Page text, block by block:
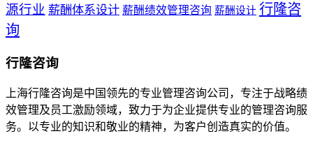
源行业 薪酬体系设计 薪酬绩效管理咨询 薪酬设计 行隆咨
询
行隆咨询
上海行隆咨询是中国领先的专业管理咨询公司，专注于战略绩
效管理及员工激励领域，致力于为企业提供专业的管理咨询服
务。以专业的知识和敬业的精神，为客户创造真实的价值。